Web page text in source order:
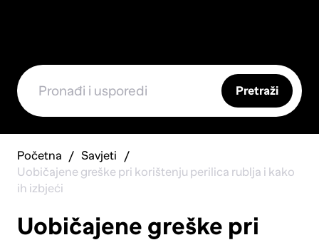
Pretraži
Početna
Savjeti
Uobičajene greške pri korištenju perilica rublja i kako
ih izbjeći
Uobičajene greške pri